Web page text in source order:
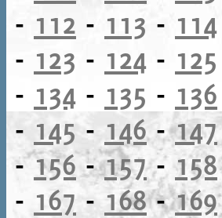
- 112 - 113 - 114
- 123 - 124 - 125
- 134 - 135 - 136
- 145 - 146-147
-156-157- 158
- 167 - 168-169